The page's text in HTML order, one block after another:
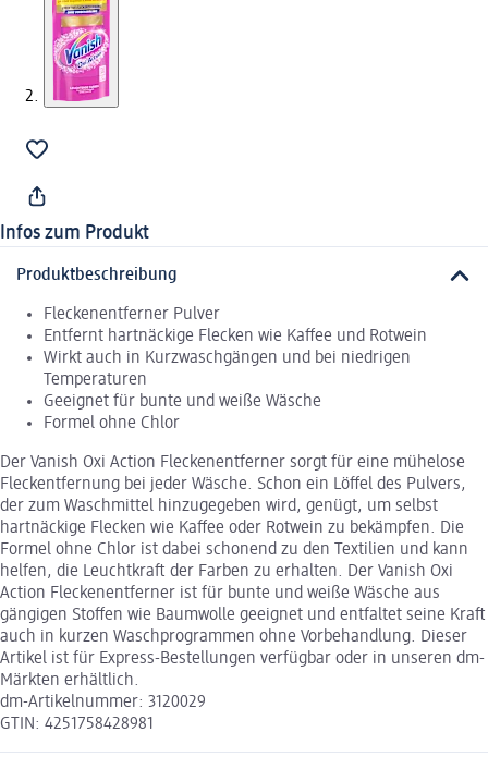
Infos zum Produkt
Produktbeschreibung
Fleckenentferner Pulver
Entfernt hartnäckige Flecken wie Kaffee und Rotwein
Wirkt auch in Kurzwaschgängen und bei niedrigen
Temperaturen
Geeignet für bunte und weiße Wäsche
Formel ohne Chlor
Der Vanish Oxi Action Fleckenentferner sorgt für eine mühelose
Fleckentfernung bei jeder Wäsche. Schon ein Löffel des Pulvers,
der zum Waschmittel hinzugegeben wird, genügt, um selbst
hartnäckige Flecken wie Kaffee oder Rotwein zu bekämpfen. Die
Formel ohne Chlor ist dabei schonend zu den Textilien und kann
helfen, die Leuchtkraft der Farben zu erhalten. Der Vanish Oxi
Action Fleckenentferner ist für bunte und weiße Wäsche aus
gängigen Stoffen wie Baumwolle geeignet und entfaltet seine Kraft
auch in kurzen Waschprogrammen ohne Vorbehandlung. Dieser
Artikel ist für Express-Bestellungen verfügbar oder in unseren dm-
Märkten erhältlich.
dm-Artikelnummer: 3120029
GTIN: 4251758428981